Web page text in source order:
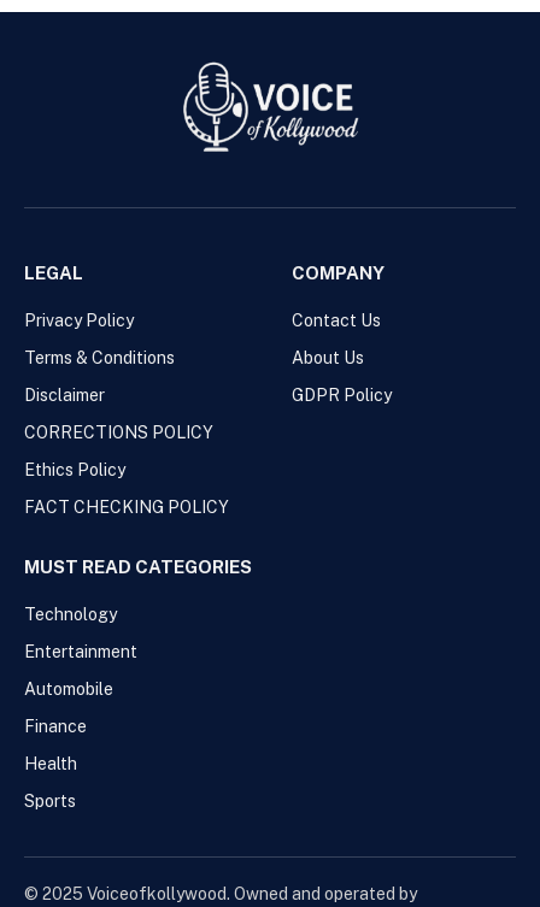
LEGAL
Privacy Policy
Terms & Conditions
Disclaimer
CORRECTIONS POLICY
Ethics Policy
FACT CHECKING POLICY
COMPANY
Contact Us
About Us
GDPR Policy
MUST READ CATEGORIES
Technology
Entertainment
Automobile
Finance
Health
Sports
© 2025 Voiceofkollywood. Owned and operated by